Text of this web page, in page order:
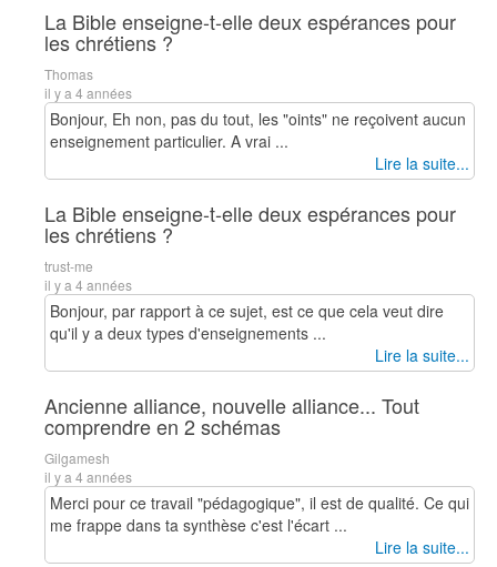
La Bible enseigne-t-elle deux espérances pour
les chrétiens ?
Thomas
il y a 4 années
Bonjour, Eh non, pas du tout, les "oints" ne reçoivent aucun
enseignement particulier. A vrai ...
Lire la suite...
La Bible enseigne-t-elle deux espérances pour
les chrétiens ?
trust-me
il y a 4 années
Bonjour, par rapport à ce sujet, est ce que cela veut dire
qu'il y a deux types d'enseignements ...
Lire la suite...
Ancienne alliance, nouvelle alliance... Tout
comprendre en 2 schémas
Gilgamesh
il y a 4 années
Merci pour ce travail "pédagogique", il est de qualité. Ce qui
me frappe dans ta synthèse c'est l'écart ...
Lire la suite...